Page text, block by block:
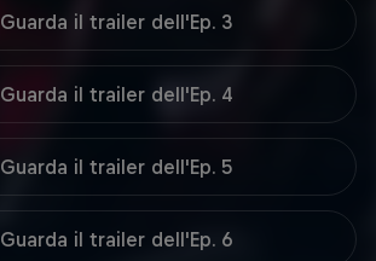
Guarda il trailer dell'Ep. 3
Guarda il trailer dell'Ep. 4
Guarda il trailer dell'Ep. 5
Guarda il trailer dell'Ep. 6